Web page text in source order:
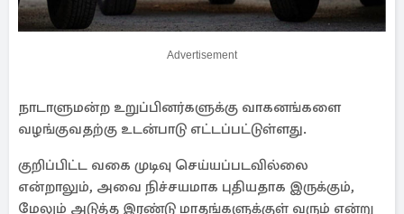
Advertisement
நாடாளுமன்ற உறுப்பினர்களுக்கு வாகனங்களை
வழங்குவதற்கு உடன்பாடு எட்டப்பட்டுள்ளது.
குறிப்பிட்ட வகை முடிவு செய்யப்படவில்லை
என்றாலும், அவை நிச்சயமாக புதியதாக இருக்கும்,
மேலும் அடுத்த இரண்டு மாதங்களுக்குள் வரும் என்று